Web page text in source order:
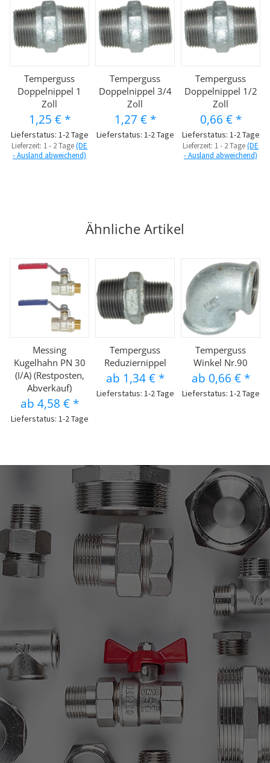
Temperguss
Doppelnippel 1
Zoll
1,25 € *
Lieferstatus: 1-2 Tage
Lieferzeit: 1 - 2 Tage(DE
- Ausland abweichend)
Temperguss
Doppelnippel 3/4
Zoll
1,27 € *
Lieferstatus: 1-2 Tage
Temperguss
Doppelnippel 1/2
Zoll
0,66 € *
Lieferstatus: 1-2 Tage
Lieferzeit: 1 - 2 Tage(DE
- Ausland abweichend)
Ähnliche Artikel
Messing
Kugelhahn PN 30
(I/A) (Restposten,
Abverkauf)
ab 4,58 € *
Lieferstatus: 1-2 Tage
Temperguss
Reduziernippel
ab 1,34 € *
Lieferstatus: 1-2 Tage
Temperguss
Winkel Nr.90
ab 0,66 € *
Lieferstatus: 1-2 Tage